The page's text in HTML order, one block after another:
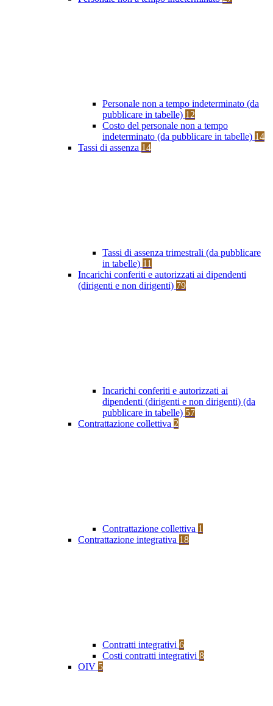
Personale non a tempo indeterminato (da
pubblicare in tabelle) 12
Costo del personale non a tempo
indeterminato (da pubblicare in tabelle) 14
Tassi di assenza 14
Tassi di assenza trimestrali (da pubblicare
in tabelle) 11
Incarichi conferiti e autorizzati ai dipendenti
(dirigenti e non dirigenti) 79
Incarichi conferiti e autorizzati ai
dipendenti (dirigenti e non dirigenti) (da
pubblicare in tabelle) 57
Contrattazione collettiva 2
Contrattazione collettiva 1
Contrattazione integrativa 18
Contratti integrativi 6
Costi contratti integrativi 8
OIV 5